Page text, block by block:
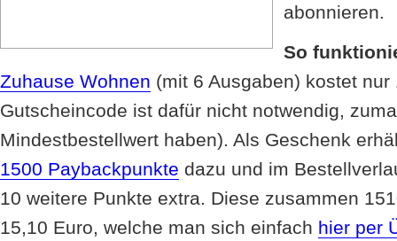
abonnieren.
So
Zuhause Wohnen (mit 6 Ausgaben) kostet nur
Gutscheincode ist dafür nicht notwendig,
Mindestbestellwert haben). Als Geschenk
1500 Paybackpunkte dazu und im
10 weitere Punkte extra. Diese zusammen
15,10 Euro, welche man sich einfach hier per